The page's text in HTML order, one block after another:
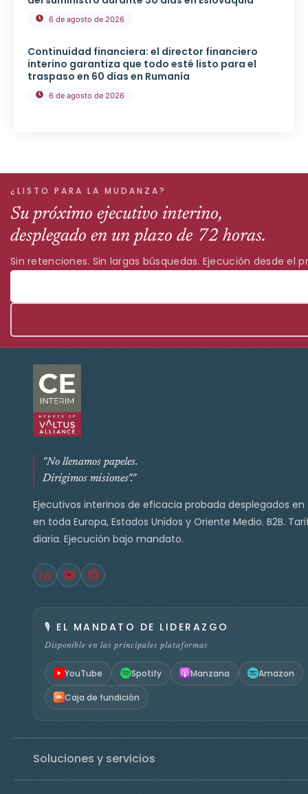
6 de agosto de 2026
Continuidad financiera: el director financiero
interino garantiza que todo esté listo para el
traspaso en 60 días en Rumanía
6 de agosto de 2026
¿LISTO PARA LA MUDANZA?
Su próximo ejecutivo interino,
desplegado en un plazo de 72 horas.
Sin retenciones. Sin largas búsquedas. Ejecución desde el
"No llenamos papeles.
Dirigimos misiones"."
Ejecutivos interinos de eficacia probada desplegados en
en toda Europa, Estados Unidos y Oriente Medio. B2B.
diaria. Ejecución bajo mandato.
🎙️ EL MANDATO DE LIDERAZGO
Disponible en las principales plataformas
YouTube Spotify Manzana Amazon
Caja de fundición
Soluciones y servicios